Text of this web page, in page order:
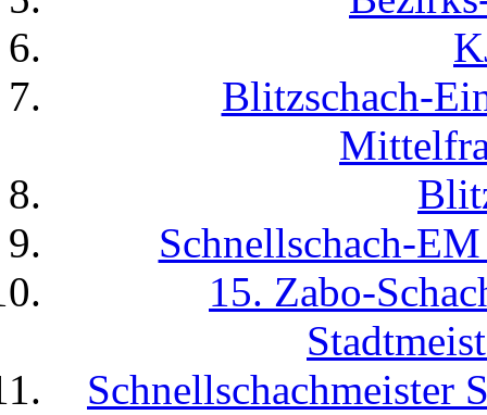
Blitzschach-
Schnellschach-
15. Zabo-
Schnellschachmeister